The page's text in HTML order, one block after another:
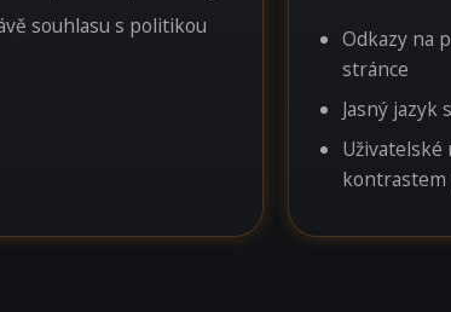
souhlasu s politikou
Odkazy na
stránce
Jasný